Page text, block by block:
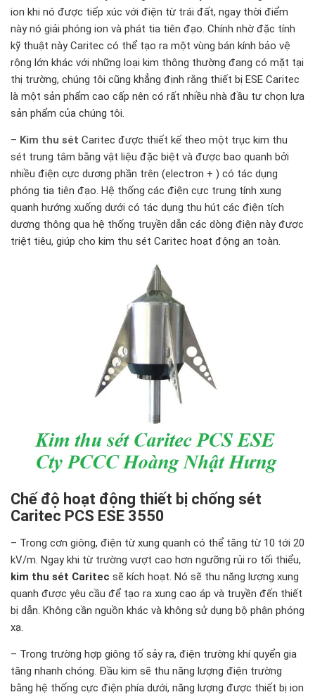
ion khi nó được tiếp xúc với điện từ trái đất, ngay thời điểm
này nó giải phóng ion và phát tia tiên đạo. Chính nhờ đặc tính
kỹ thuật này Caritec có thể tạo ra một vùng bán kính bảo vệ
rộng lớn khác với những loại kim thông thường đang có mặt tại
thị trường, chúng tôi cũng khẳng định rằng thiết bị ESE Caritec
là một sản phẩm cao cấp nên có rất nhiều nhà đầu tư chọn lựa
sản phẩm của chúng tôi.
– Kim thu sét Caritec được thiết kế theo một trục kim thu
sét trung tâm bằng vật liệu đặc biệt và được bao quanh bởi
nhiều điện cực dương phần trên (electron + ) có tác dụng
phóng tia tiên đạo. Hệ thống các điện cực trung tính xung
quanh hướng xuống dưới có tác dụng thu hút các điện tích
dương thông qua hệ thống truyền dẫn các dòng điện này được
triệt tiêu, giúp cho kim thu sét Caritec hoạt động an toàn.
Chế độ hoạt động thiết bị chống sét
Caritec PCS ESE 3550
– Trong cơn giông, điện từ xung quanh có thể tăng từ 10 tới 20
kV/m. Ngay khi từ trường vượt cao hơn ngưỡng rủi ro tối thiểu,
kim thu sét Caritec sẽ kích hoạt. Nó sẽ thu năng lượng xung
quanh được yêu cầu để tạo ra xung cao áp và truyền đến thiết
bị dẫn. Không cần nguồn khác và không sử dụng bộ phận phóng
xạ.
– Trong trường hợp giông tố sảy ra, điện trường khí quyển gia
tăng nhanh chóng. Đầu kim sẽ thu năng lượng điện trường
bằng hệ thống cực điện phía dưới, năng lượng được thiết bị ion